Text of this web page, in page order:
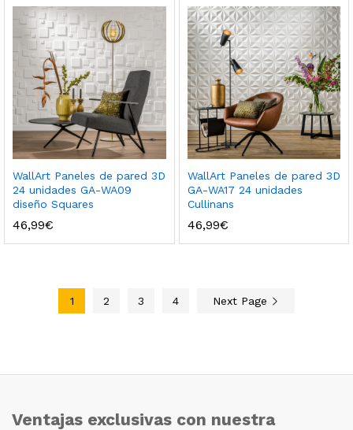
WallArt Paneles de pared 3D
24 unidades GA-WA09
diseño Squares
46,99€
WallArt Paneles de pared 3D
GA-WA17 24 unidades
Cullinans
46,99€
1 2 3 4 Next Page
Ventajas exclusivas con nuestra